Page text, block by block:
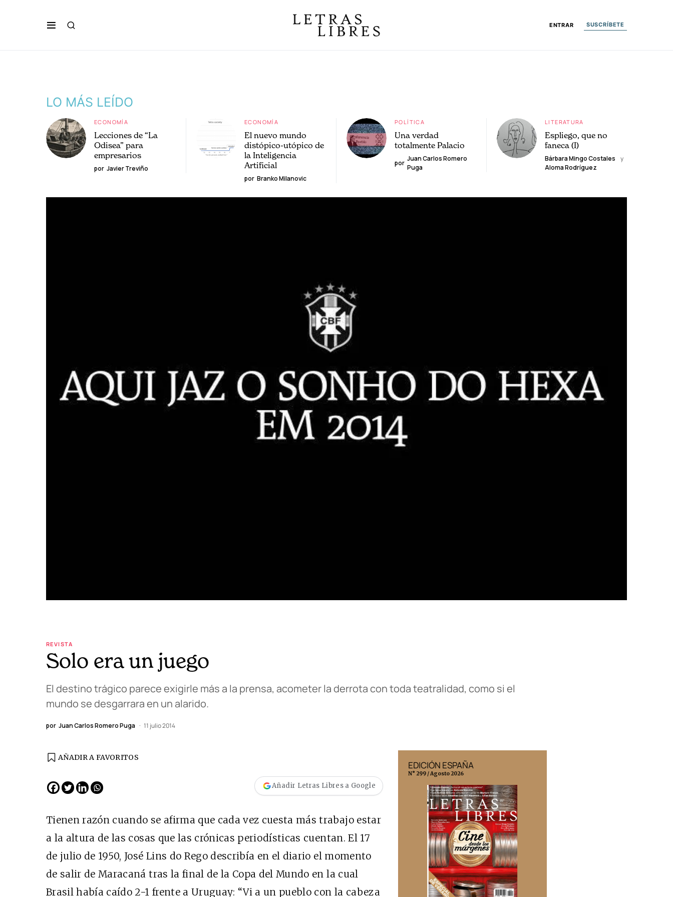
ENTRAR SUSCRÍBETE
LO MÁS LEÍDO
ECONOMÍA
Lecciones de “La
Odisea” para
empresarios
por Javier Treviño
ECONOMÍA
El nuevo mundo
distópico-utópico de
la Inteligencia
Artificial
por Branko Milanovic
POLÍTICA
Una verdad
totalmente Palacio
por
Juan Carlos Romero
Puga
LITERATURA
Espliego, que no
faneca (I)
Bárbara Mingo Costales
y
Aloma Rodríguez
REVISTA
Solo era un juego
El destino trágico parece exigirle más a la prensa, acometer la derrota con toda teatralidad, como si el
mundo se desgarrara en un alarido.
por Juan Carlos Romero Puga 11 julio 2014
AÑADIR A FAVORITOS
Añadir Letras Libres a Google
Tienen razón cuando se afirma que cada vez cuesta más trabajo estar
a la altura de las cosas que las crónicas periodísticas cuentan. El 17
de julio de 1950, José Lins do Rego describía en el diario el momento
de salir de Maracaná tras la final de la Copa del Mundo en la cual
Brasil había caído 2-1 frente a Uruguay: “Vi a un pueblo con la cabeza
EDICIÓN ESPAÑA
N° 299 / Agosto 2026